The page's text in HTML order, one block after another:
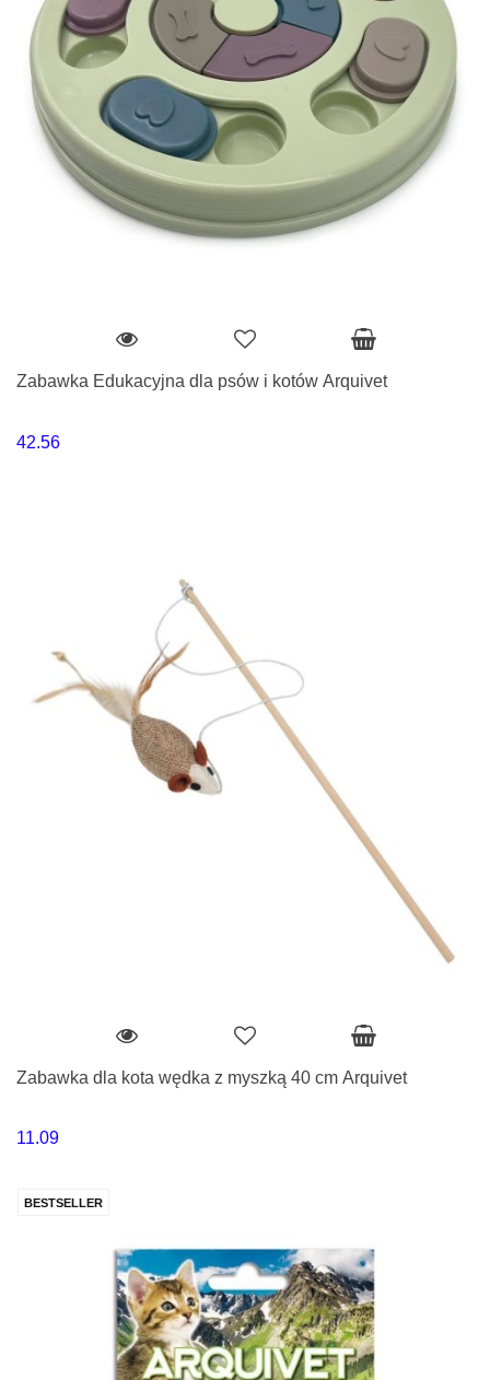
Zabawka Edukacyjna dla psów i kotów Arquivet
42.56
Zabawka dla kota wędka z myszką 40 cm Arquivet
11.09
BESTSELLER